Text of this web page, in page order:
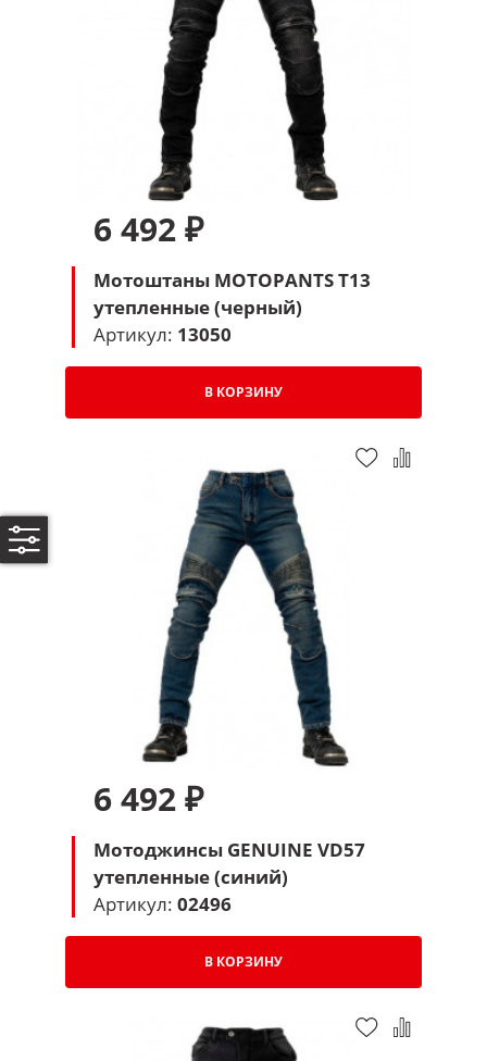
6 492 ₽
Мотоштаны MOTOPANTS T13
утепленные (черный)
Артикул: 13050
В КОРЗИНУ
6 492 ₽
Мотоджинсы GENUINE VD57
утепленные (синий)
Артикул: 02496
В КОРЗИНУ